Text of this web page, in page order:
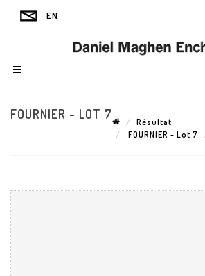
FOURNIER - LOT 7
Résultat
FOURNIER - Lot 7